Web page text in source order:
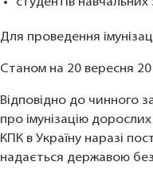
студентів
Для проведення
Станом на 20 вересня
Відповідно до чинного
про імунізацію
КПК в Україну наразі
надається державою